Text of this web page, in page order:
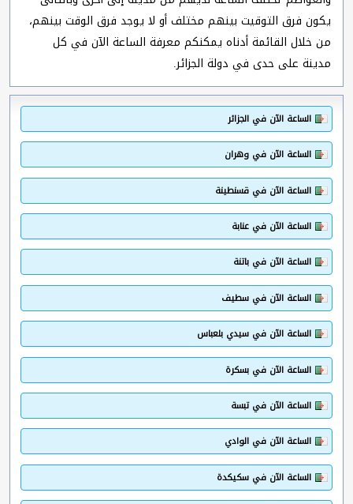
يكون فرق التوقيت بينهم مختلف أو لا يوجد فرق الوقت بينهم،
من خلال القائمة أدناه يمكنكم معرفة الساعة الآن في كل
مدينة على حدى في دولة الجزائر.
الساعة الآن في الجزائر
الساعة الآن في وهران
الساعة الآن في قسنطينة
الساعة الآن في عنابة
الساعة الآن في باتنة
الساعة الآن في سطيف
الساعة الآن في سيدي بلعباس
الساعة الآن في بسكرة
الساعة الآن في تبسة
الساعة الآن في الوادي
الساعة الآن في سكيكدة